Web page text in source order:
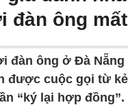
ông
đàn ông ở Đà
được cuộc gọi từ
“ký lại hợp đồng”.